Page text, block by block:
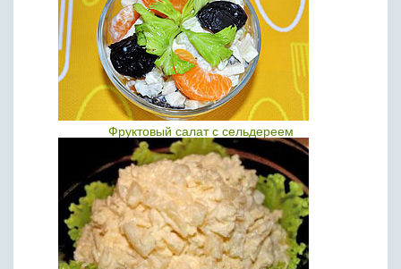
Фруктовый салат с сельдереем